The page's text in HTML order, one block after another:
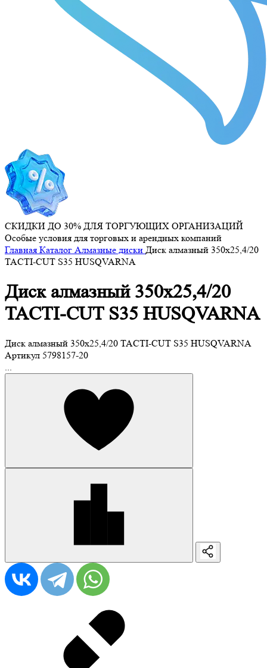
СКИДКИ ДО 30% ДЛЯ ТОРГУЮЩИХ ОРГАНИЗАЦИЙ
Особые условия для торговых и арендных компаний
Главная Каталог Алмазные диски Диск алмазный 350х25,4/20
TACTI-CUT S35 HUSQVARNA
Диск алмазный 350х25,4/20
TACTI-CUT S35 HUSQVARNA
Диск алмазный 350х25,4/20 TACTI-CUT S35 HUSQVARNA
Артикул 5798157-20
...